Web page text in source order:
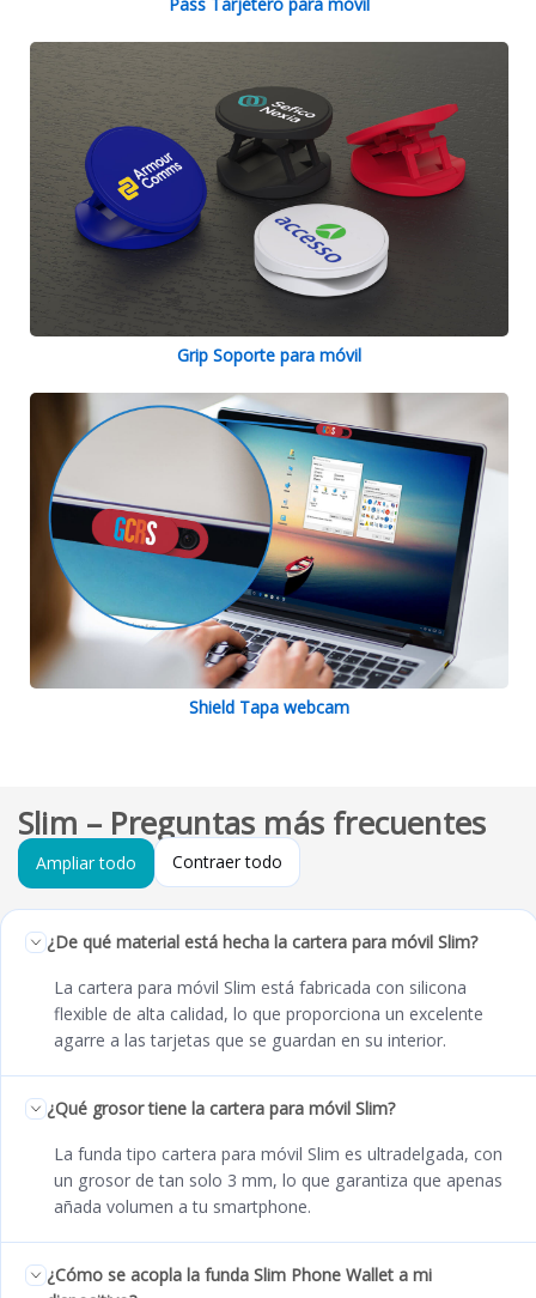
Pass Tarjetero para móvil
Grip Soporte para móvil
Shield Tapa webcam
Slim – Preguntas más frecuentes
Ampliar todo Contraer todo
¿De qué material está hecha la cartera para móvil Slim?
La cartera para móvil Slim está fabricada con silicona
flexible de alta calidad, lo que proporciona un excelente
agarre a las tarjetas que se guardan en su interior.
¿Qué grosor tiene la cartera para móvil Slim?
La funda tipo cartera para móvil Slim es ultradelgada, con
un grosor de tan solo 3 mm, lo que garantiza que apenas
añada volumen a tu smartphone.
¿Cómo se acopla la funda Slim Phone Wallet a mi